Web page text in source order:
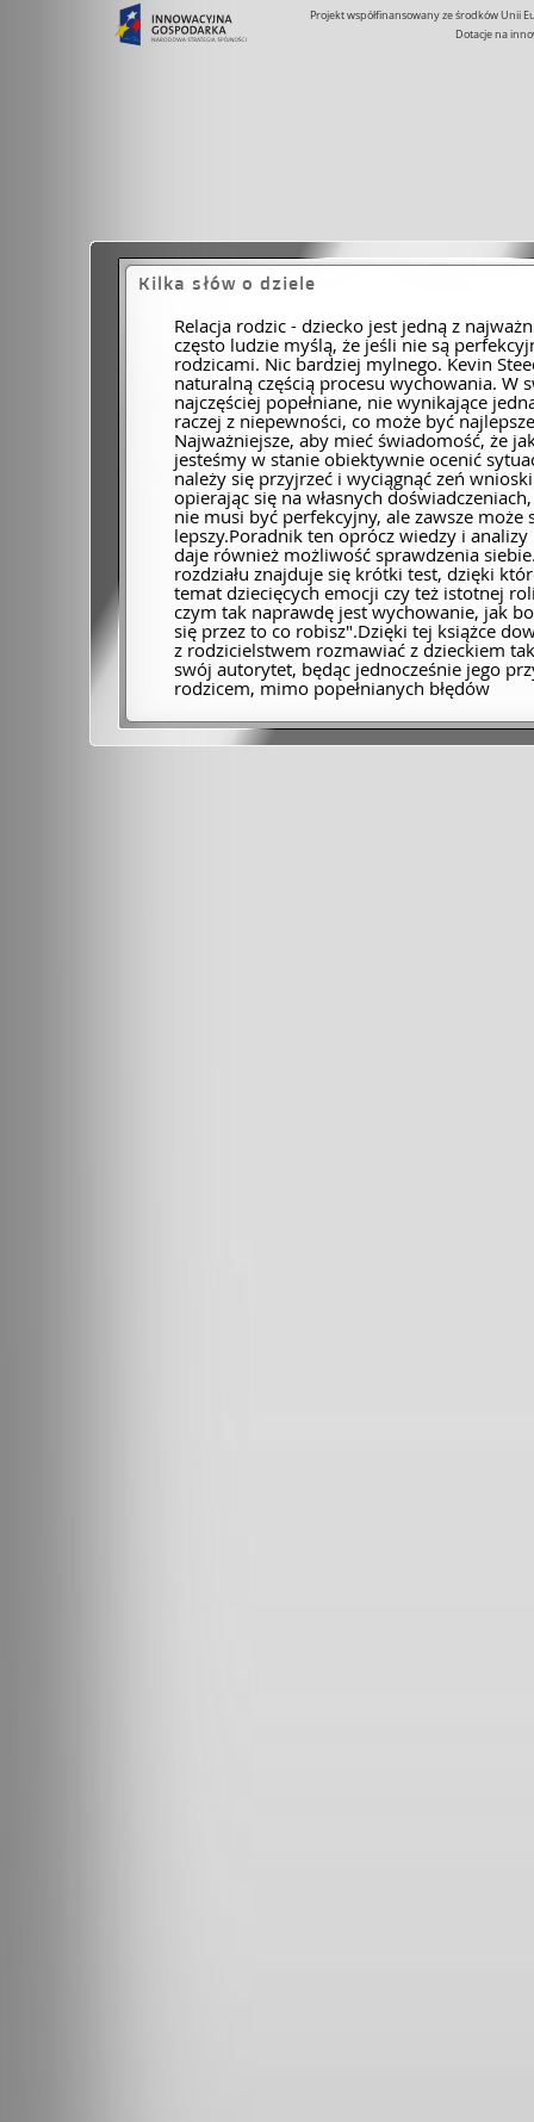
Projekt współfinansowany ze środków Unii
Dotacje na
Kilka słów o dziele
Relacja rodzic - dziecko jest jedną z
często ludzie myślą, że jeśli nie są
rodzicami. Nic bardziej mylnego. Kevin
naturalną częścią procesu wychowania. W
najczęściej popełniane, nie wynikające
raczej z niepewności, co może być
Najważniejsze, aby mieć świadomość, że
jesteśmy w stanie obiektywnie ocenić
należy się przyjrzeć i wyciągnąć zeń
opierając się na własnych
nie musi być perfekcyjny, ale zawsze może
lepszy.Poradnik ten oprócz wiedzy i
daje również możliwość sprawdzenia
rozdziału znajduje się krótki test, dzięki
temat dziecięcych emocji czy też istotnej
czym tak naprawdę jest wychowanie, jak
się przez to co robisz".Dzięki tej książce
z rodzicielstwem rozmawiać z dzieckiem
swój autorytet, będąc jednocześnie jego
rodzicem, mimo popełnianych błędów